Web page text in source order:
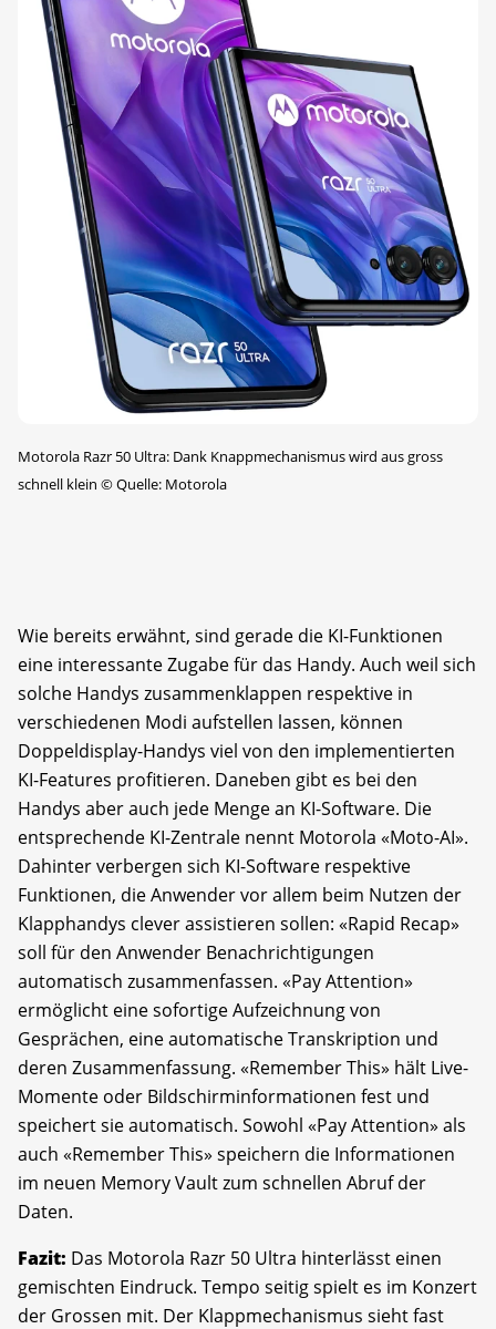
Motorola Razr 50 Ultra: Dank Knappmechanismus wird aus gross
schnell klein ©Quelle: Motorola
Wie bereits erwähnt, sind gerade die KI-Funktionen
eine interessante Zugabe für das Handy. Auch weil sich
solche Handys zusammenklappen respektive in
verschiedenen Modi aufstellen lassen, können
Doppeldisplay-Handys viel von den implementierten
KI-Features profitieren. Daneben gibt es bei den
Handys aber auch jede Menge an KI-Software. Die
entsprechende KI-Zentrale nennt Motorola «Moto-AI».
Dahinter verbergen sich KI-Software respektive
Funktionen, die Anwender vor allem beim Nutzen der
Klapphandys clever assistieren sollen: «Rapid Recap»
soll für den Anwender Benachrichtigungen
automatisch zusammenfassen. «Pay Attention»
ermöglicht eine sofortige Aufzeichnung von
Gesprächen, eine automatische Transkription und
deren Zusammenfassung. «Remember This» hält Live-
Momente oder Bildschirminformationen fest und
speichert sie automatisch. Sowohl «Pay Attention» als
auch «Remember This» speichern die Informationen
im neuen Memory Vault zum schnellen Abruf der
Daten.
Fazit: Das Motorola Razr 50 Ultra hinterlässt einen
gemischten Eindruck. Tempo seitig spielt es im Konzert
der Grossen mit. Der Klappmechanismus sieht fast